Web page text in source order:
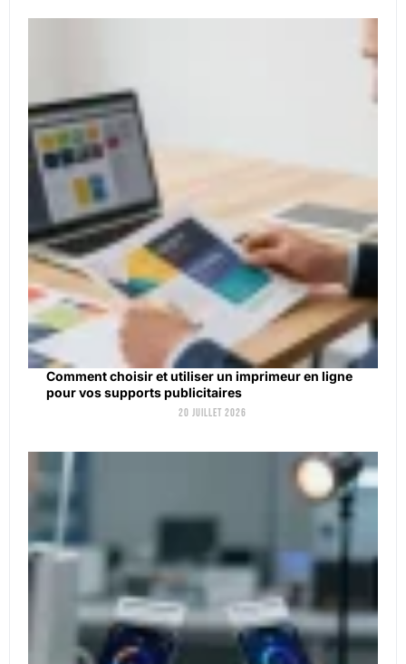
Comment choisir et utiliser un imprimeur en ligne
pour vos supports publicitaires
20 juillet 2026